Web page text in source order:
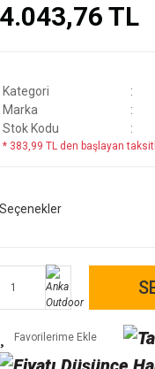
4.043,76 TL
Kategori
Marka
Stok Kodu
* 383,99 TL den başlayan
Seçenekler